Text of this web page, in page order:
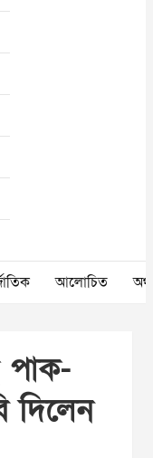
আলোচিত
পাক-
দিলেন